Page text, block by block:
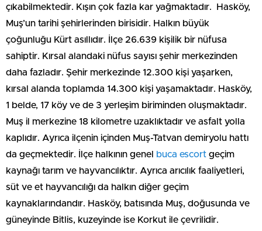
çıkabilmektedir. Kışın çok fazla kar yağmaktadır. Hasköy,
Muş’un tarihi şehirlerinden birisidir. Halkın büyük
çoğunluğu Kürt asıllıdır. İlçe 26.639 kişilik bir nüfusa
sahiptir. Kırsal alandaki nüfus sayısı şehir merkezinden
daha fazladır. Şehir merkezinde 12.300 kişi yaşarken,
kırsal alanda toplamda 14.300 kişi yaşamaktadır. Hasköy,
1 belde, 17 köy ve de 3 yerleşim biriminden oluşmaktadır.
Muş il merkezine 18 kilometre uzaklıktadır ve asfalt yolla
kaplıdır. Ayrıca ilçenin içinden Muş-Tatvan demiryolu hattı
da geçmektedir. İlçe halkının genel
buca escort geçim
kaynağı tarım ve hayvancılıktır. Ayrıca arıcılık faaliyetleri,
süt ve et hayvancılığı da halkın diğer geçim
kaynaklarındandır. Hasköy, batısında Muş, doğusunda ve
güneyinde Bitlis, kuzeyinde ise Korkut ile çevrilidir.